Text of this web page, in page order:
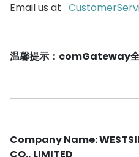
Email us at
温馨提示：comGateway全
Company Name: